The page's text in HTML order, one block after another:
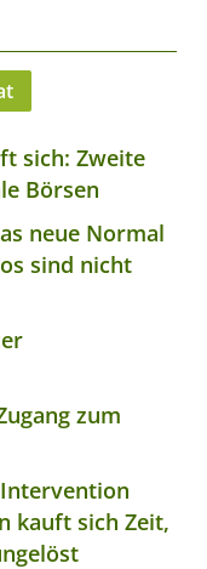
sich: Zweite
Börsen
neue Normal
sind nicht
zum
Intervention
kauft sich Zeit,